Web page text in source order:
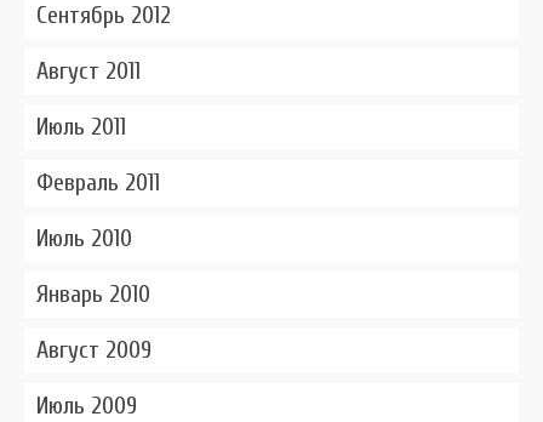
Сентябрь 2012
Август 2011
Июль 2011
Февраль 2011
Июль 2010
Январь 2010
Август 2009
Июль 2009